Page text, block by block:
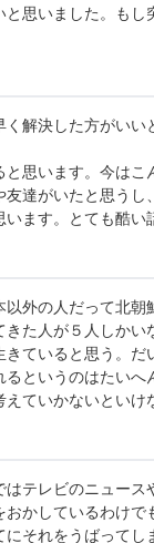
思いました。も
解決した方がい
思います。今は
達がいたと思う
ます。とても酷
外の人だって北
た人が５人しか
ていると思う。
というのはたい
ていかないとい
テレビのニュー
かしているわけ
それをうばって